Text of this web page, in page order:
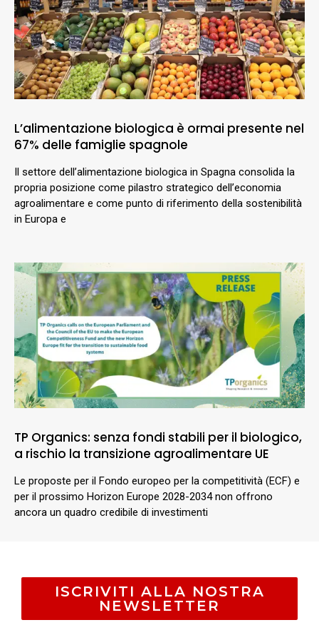
L’alimentazione biologica è ormai presente nel
67% delle famiglie spagnole
Il settore dell’alimentazione biologica in Spagna consolida la
propria posizione come pilastro strategico dell’economia
agroalimentare e come punto di riferimento della sostenibilità
in Europa e
TP Organics: senza fondi stabili per il biologico,
a rischio la transizione agroalimentare UE
Le proposte per il Fondo europeo per la competitività (ECF) e
per il prossimo Horizon Europe 2028-2034 non offrono
ancora un quadro credibile di investimenti
ISCRIVITI ALLA NOSTRA
NEWSLETTER